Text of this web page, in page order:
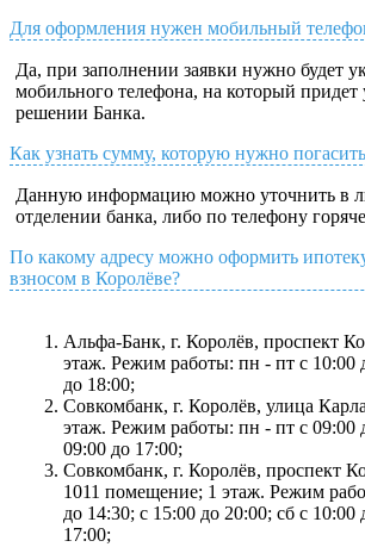
Для оформления нужен мобильный
Да, при заполнении заявки нужно будет
мобильного телефона, на который придет
решении Банка.
Как узнать сумму, которую нужно
Данную информацию можно уточнить в
отделении банка, либо по телефону
По какому адресу можно оформить
взносом в Королёве?
Альфа-Банк, г. Королёв, проспект
этаж. Режим работы: пн - пт с 10:00
до 18:00;
Совкомбанк, г. Королёв, улица
этаж. Режим работы: пн - пт с 09:00
09:00 до 17:00;
Совкомбанк, г. Королёв, проспект
1011 помещение; 1 этаж. Режим
до 14:30; с 15:00 до 20:00; сб с 10:00
17:00;